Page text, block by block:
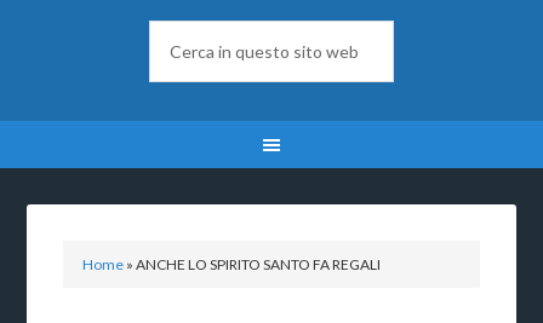
Home »ANCHE LO SPIRITO SANTO FA REGALI